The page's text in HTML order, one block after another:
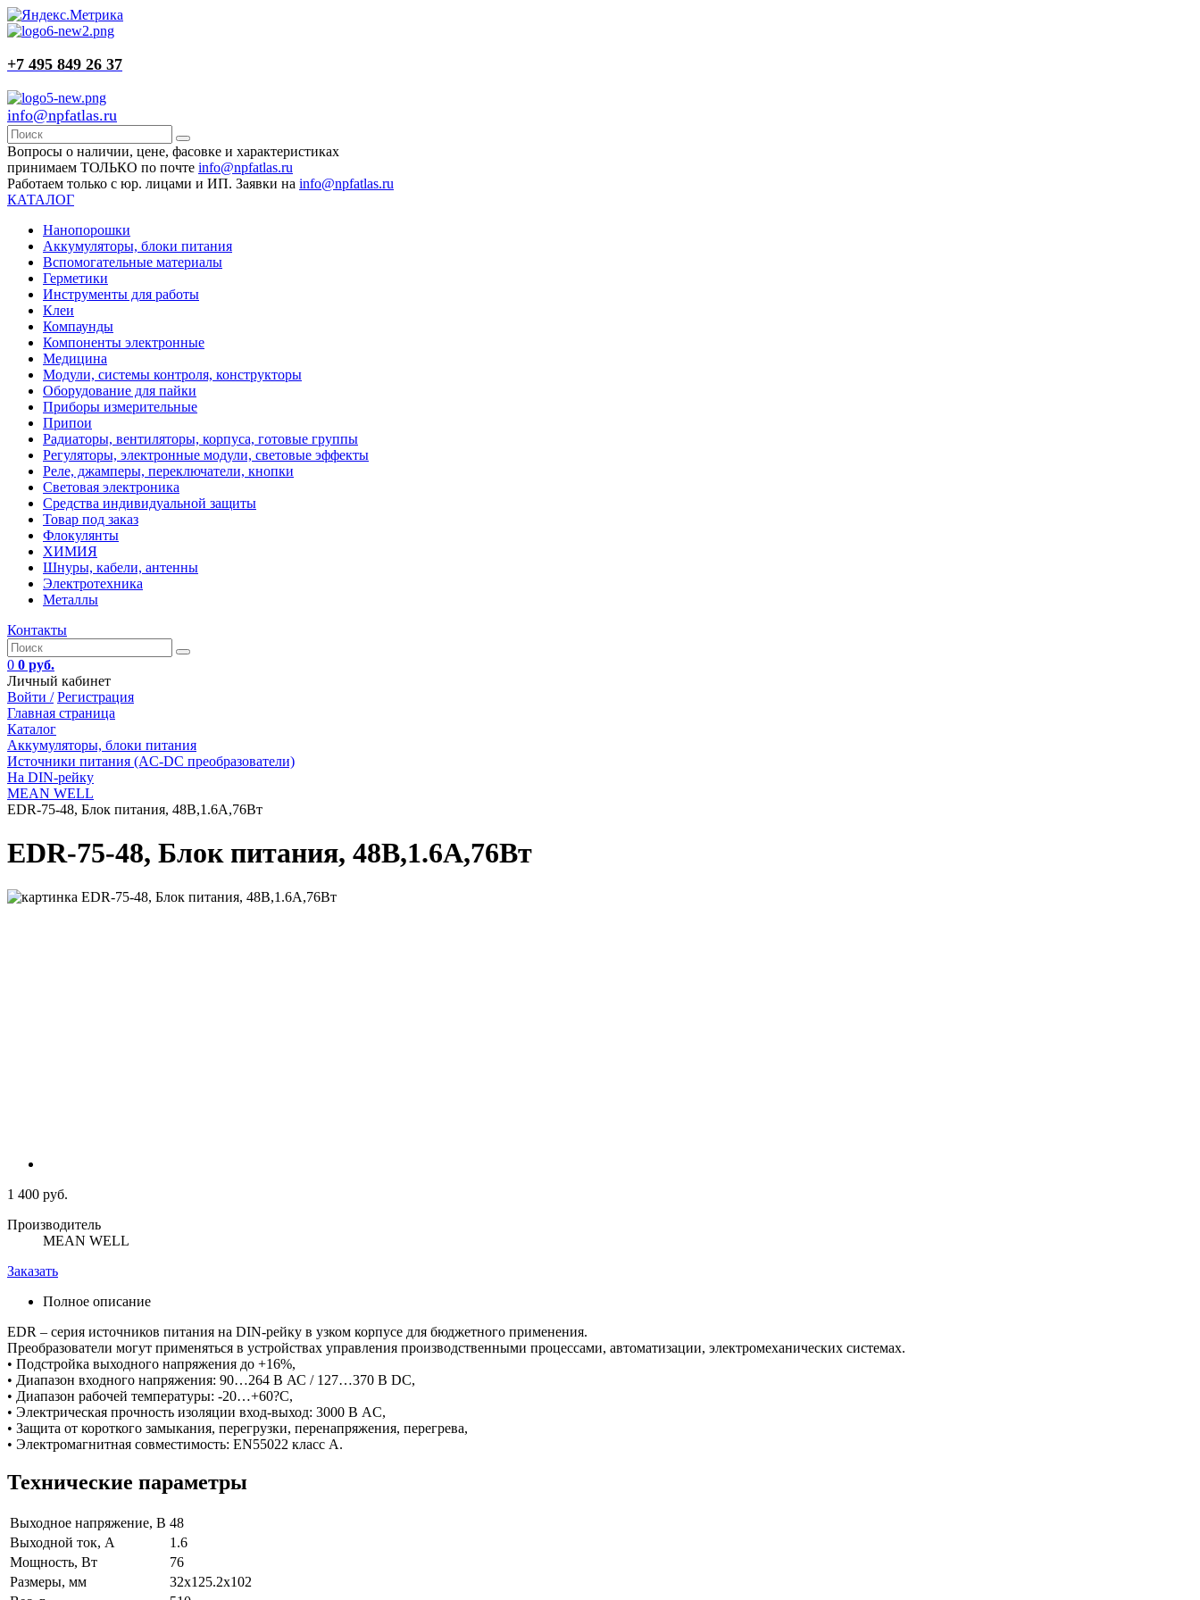
+7 495 849 26 37
info@npfatlas.ru
Вопросы о наличии, цене, фасовке и характеристиках
принимаем ТОЛЬКО по почте info@npfatlas.ru
Работаем только с юр. лицами и ИП. Заявки на info@npfatlas.ru
КАТАЛОГ
Нанопорошки
Аккумуляторы, блоки питания
Вспомогательные материалы
Герметики
Инструменты для работы
Клеи
Компаунды
Компоненты электронные
Медицина
Модули, системы контроля, конструкторы
Оборудование для пайки
Приборы измерительные
Припои
Радиаторы, вентиляторы, корпуса, готовые группы
Регуляторы, электронные модули, световые эффекты
Реле, джамперы, переключатели, кнопки
Световая электроника
Средства индивидуальной защиты
Товар под заказ
Флокулянты
ХИМИЯ
Шнуры, кабели, антенны
Электротехника
Металлы
Контакты
0 0 руб.
Личный кабинет
Войти / Регистрация
Главная страница
Каталог
Аккумуляторы, блоки питания
Источники питания (AC-DC преобразователи)
На DIN-рейку
MEAN WELL
EDR-75-48, Блок питания, 48В,1.6А,76Вт
EDR-75-48, Блок питания, 48В,1.6А,76Вт
1 400 руб.
Производитель
MEAN WELL
Заказать
Полное описание
EDR – серия источников питания на DIN-рейку в узком корпусе для бюджетного применения.
Преобразователи могут применяться в устройствах управления производственными процессами, автоматизации, электромеханических системах.
• Подстройка выходного напряжения до +16%,
• Диапазон входного напряжения: 90…264 В АС / 127…370 В DC,
• Диапазон рабочей температуры: -20…+60?С,
• Электрическая прочность изоляции вход-выход: 3000 В AC,
• Защита от короткого замыкания, перегрузки, перенапряжения, перегрева,
• Электромагнитная совместимость: EN55022 класс А.
Технические параметры
Выходное напряжение, В 48
Выходной ток, А
1.6
Мощность, Вт
76
Размеры, мм
32x125.2x102